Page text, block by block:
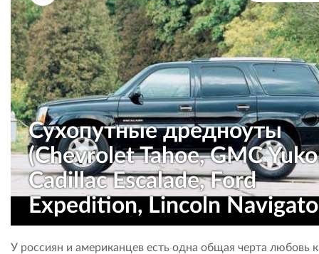
Сухопутные дредноуты
(Chevrolet Tahoe, GMC
Cadillac Escalade, Ford
Expedition, Lincoln
У россиян и американцев есть одна общая черта любовь к